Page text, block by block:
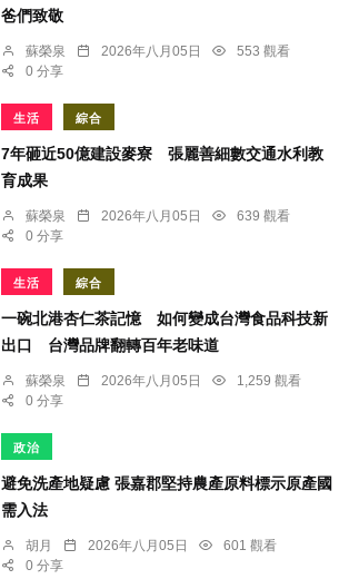
爸們致敬
蘇榮泉 2026年八月05日
553 觀看
0 分享
生活 綜合
7年砸近50億建設麥寮 張麗善細數交通水利教
育成果
蘇榮泉 2026年八月05日
639 觀看
0 分享
生活 綜合
一碗北港杏仁茶記憶 如何變成台灣食品科技新
出口 台灣品牌翻轉百年老味道
蘇榮泉 2026年八月05日
1,259 觀看
0 分享
政治
避免洗產地疑慮 張嘉郡堅持農產原料標示原產國
需入法
胡月 2026年八月05日
601 觀看
0 分享